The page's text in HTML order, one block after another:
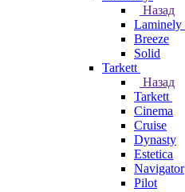
Назад
Laminely
Breeze
Solid
Tarkett
Назад
Tarkett
Cinema
Cruise
Dynasty
Estetica
Navigator
Pilot